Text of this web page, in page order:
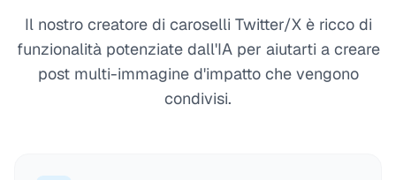
Il nostro creatore di caroselli Twitter/X è ricco di
funzionalità potenziate dall'IA per aiutarti a creare
post multi-immagine d'impatto che vengono
condivisi.